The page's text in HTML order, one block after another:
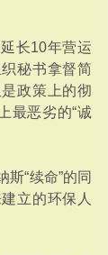
长10年营运
秘书拿督简
政策上的彻
最恶劣的“诚
“续命”的同
立的环保人